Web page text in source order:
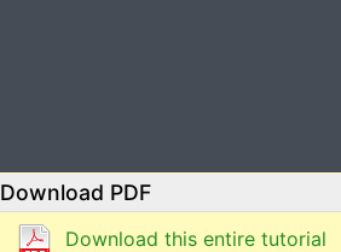
Download PDF
Download this entire tutorial